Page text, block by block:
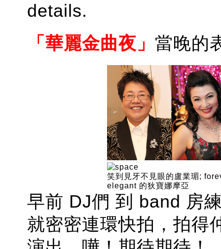
details.
「華麗金曲夜」 當晚的
笑到見牙不見眼的盧業瑂;
elegant 的狄寶娜摩亞
早前 DJ們 到 band 房
就密密連環快拍，拍得